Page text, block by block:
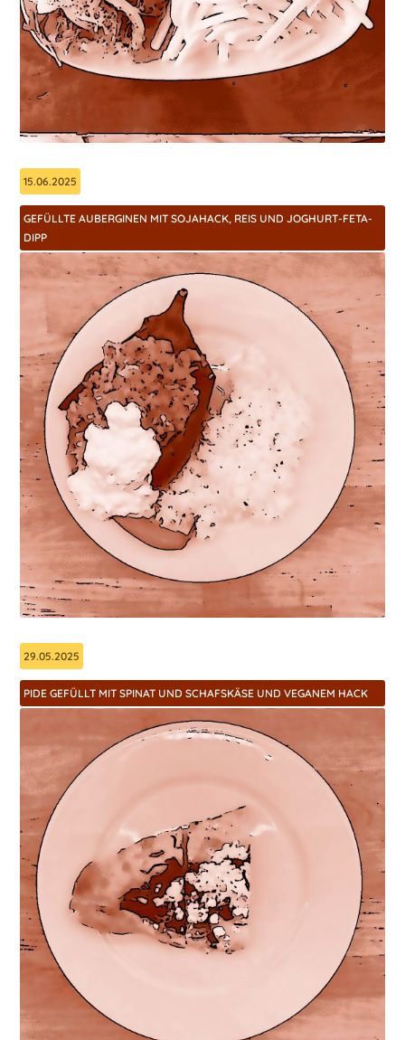
15.06.2025
GEFÜLLTE AUBERGINEN MIT SOJAHACK, REIS UND JOGHURT-FETA-
DIPP
29.05.2025
PIDE GEFÜLLT MIT SPINAT UND SCHAFSKÄSE UND VEGANEM HACK